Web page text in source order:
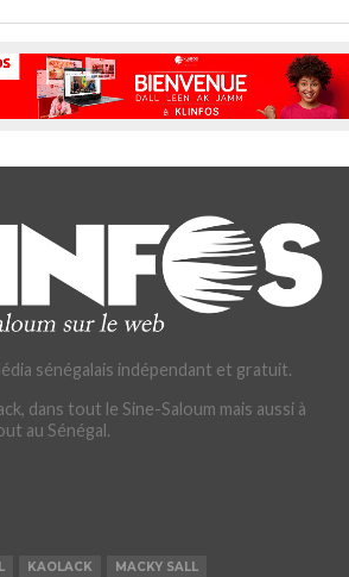
sénégalais indépendant et gratuit.
dans tout le Sine-Saloum mais aussi à
au Sénégal.
KAOLACK
MACKY SALL